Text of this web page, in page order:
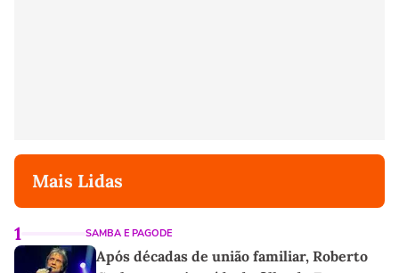
Mais Lidas
1 SAMBA E PAGODE
Após décadas de união familiar, Roberto